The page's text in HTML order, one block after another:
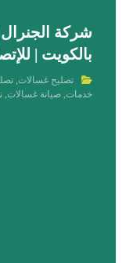
شركة
بالكويت | للإتصال
تصليح غسالات ,
خدمات ,صيانة غسالات ,